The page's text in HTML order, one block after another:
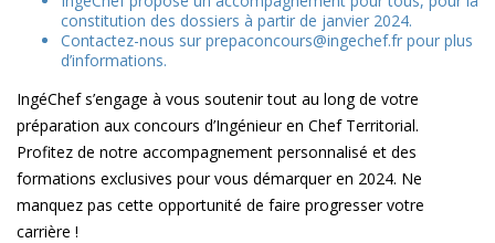
constitution des dossiers à partir de janvier 2024.
Contactez-nous sur prepaconcours@ingechef.fr pour plus
d’informations.
IngéChef s’engage à vous soutenir tout au long de votre
préparation aux concours d’Ingénieur en Chef Territorial.
Profitez de notre accompagnement personnalisé et des
formations exclusives pour vous démarquer en 2024. Ne
manquez pas cette opportunité de faire progresser votre
carrière !